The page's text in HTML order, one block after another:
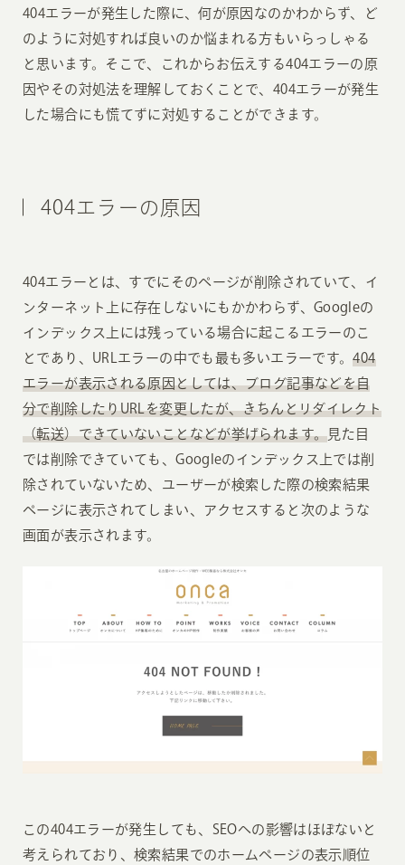
404エラーが発生した際に、何が原因なのかわからず、ど
のように対処すれば良いのか悩まれる方もいらっしゃる
と思います。そこで、これからお伝えする404エラーの原
因やその対処法を理解しておくことで、404エラーが発生
した場合にも慌てずに対処することができます。
404エラーの原因
404エラーとは、すでにそのページが削除されていて、イ
ンターネット上に存在しないにもかかわらず、Googleの
インデックス上には残っている場合に起こるエラーのこ
とであり、URLエラーの中でも最も多いエラーです。404
エラーが表示される原因としては、ブログ記事などを自
分で削除したりURLを変更したが、きちんとリダイレクト
（転送）できていないことなどが挙げられます。見た目
では削除できていても、Googleのインデックス上では削
除されていないため、ユーザーが検索した際の検索結果
ページに表示されてしまい、アクセスすると次のような
画面が表示されます。
この404エラーが発生しても、SEOへの影響はほぼないと
考えられており、検索結果でのホームページの表示順位